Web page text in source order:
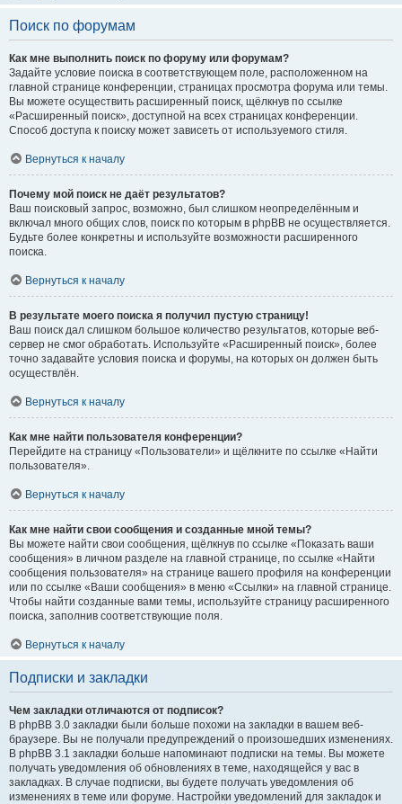
Поиск по форумам
Как мне выполнить поиск по форуму или форумам?
Задайте условие поиска в соответствующем поле, расположенном на
главной странице конференции, страницах просмотра форума или темы.
Вы можете осуществить расширенный поиск, щёлкнув по ссылке
«Расширенный поиск», доступной на всех страницах конференции.
Способ доступа к поиску может зависеть от используемого стиля.
Вернуться к началу
Почему мой поиск не даёт результатов?
Ваш поисковый запрос, возможно, был слишком неопределённым и
включал много общих слов, поиск по которым в phpBB не осуществляется.
Будьте более конкретны и используйте возможности расширенного
поиска.
Вернуться к началу
В результате моего поиска я получил пустую страницу!
Ваш поиск дал слишком большое количество результатов, которые веб-
сервер не смог обработать. Используйте «Расширенный поиск», более
точно задавайте условия поиска и форумы, на которых он должен быть
осуществлён.
Вернуться к началу
Как мне найти пользователя конференции?
Перейдите на страницу «Пользователи» и щёлкните по ссылке «Найти
пользователя».
Вернуться к началу
Как мне найти свои сообщения и созданные мной темы?
Вы можете найти свои сообщения, щёлкнув по ссылке «Показать ваши
сообщения» в личном разделе на главной странице, по ссылке «Найти
сообщения пользователя» на странице вашего профиля на конференции
или по ссылке «Ваши сообщения» в меню «Ссылки» на главной странице.
Чтобы найти созданные вами темы, используйте страницу расширенного
поиска, заполнив соответствующие поля.
Вернуться к началу
Подписки и закладки
Чем закладки отличаются от подписок?
В phpBB 3.0 закладки были больше похожи на закладки в вашем веб-
браузере. Вы не получали предупреждений о произошедших изменениях.
В phpBB 3.1 закладки больше напоминают подписки на темы. Вы можете
получать уведомления об обновлениях в теме, находящейся у вас в
закладках. В случае подписки, вы будете получать уведомления об
изменениях в теме или форуме. Настройки уведомлений для закладок и